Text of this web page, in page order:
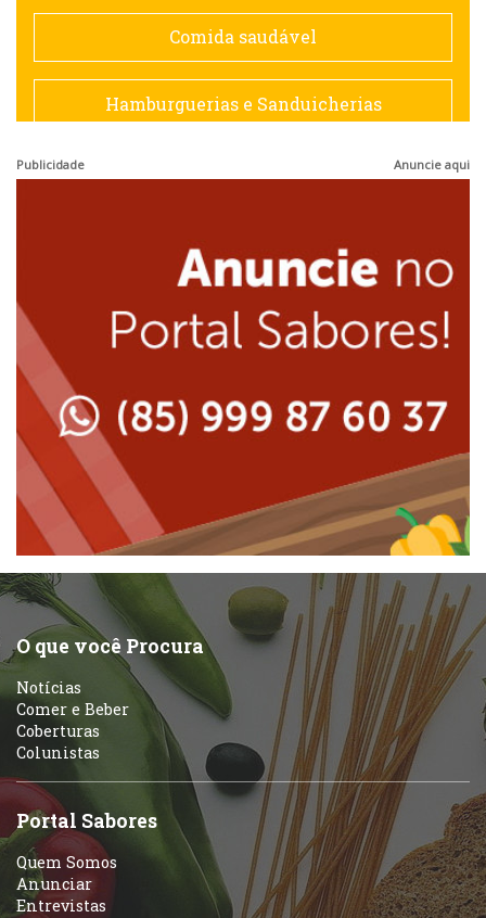
Espanhola
Francesa
Japonesa e Oriental
Lanchonetes
Massas
Peixes e Frutos do Mar
Pizzarias
Portuguesa
Self-service
Sobremesas e sorvetes
Comida saudável
Hamburguerias e Sanduicherias
Peixes e Frutos do Mar
Pizzarias
Portuguesa
Sobremesas e sorvetes
Variados
Publicidade Anuncie aqui
O que você Procura
Notícias
Comer e Beber
Coberturas
Colunistas
Portal Sabores
Quem Somos
Anunciar
Entrevistas